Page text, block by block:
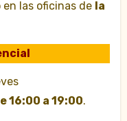
las oficinas de la
16:00 a 19:00.